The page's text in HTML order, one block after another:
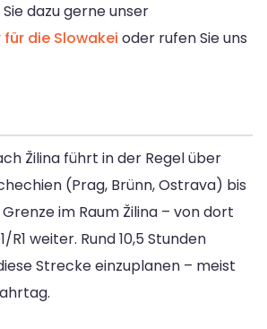
Sie dazu gerne unser
die Slowakei oder rufen Sie uns
Žilina führt in der Regel über
(Prag, Brünn, Ostrava) bis
im Raum Žilina – von dort
R1 weiter. Rund 10,5 Stunden
Strecke einzuplanen – meist